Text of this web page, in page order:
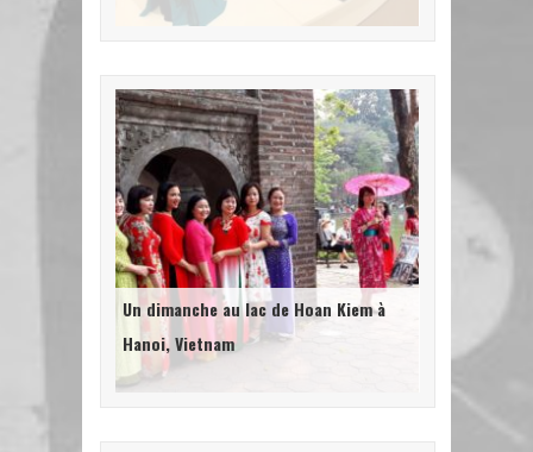
Un dimanche au lac de Hoan Kiem à
Hanoi, Vietnam